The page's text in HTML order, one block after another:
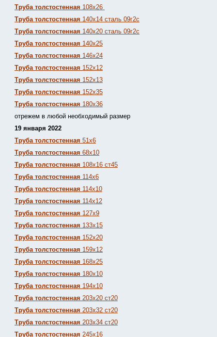
Труба толстостенная 108х26
Труба толстостенная 140х14 сталь 09г2с
Труба толстостенная 140х20 сталь 09г2с
Труба толстостенная 140х25
Труба толстостенная 146х24
Труба толстостенная 152х12
Труба толстостенная 152х13
Труба толстостенная 152х35
Труба толстостенная 180х36
отрежем в любой необходимый размер
19 января 2022
Труба толстостенная 51х6
Труба толстостенная 68х10
Труба толстостенная 108х16 ст45
Труба толстостенная 114х6
Труба толстостенная 114х10
Труба толстостенная 114х12
Труба толстостенная 127х9
Труба толстостенная 133х15
Труба толстостенная 152х20
Труба толстостенная 159х12
Труба толстостенная 168х25
Труба толстостенная 180х10
Труба толстостенная 194х10
Труба толстостенная 203х20 ст20
Труба толстостенная 203х32 ст20
Труба толстостенная 203х34 ст20
Труба толстостенная 245х16